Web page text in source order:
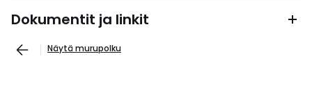
Dokumentit ja linkit
Näytä murupolku